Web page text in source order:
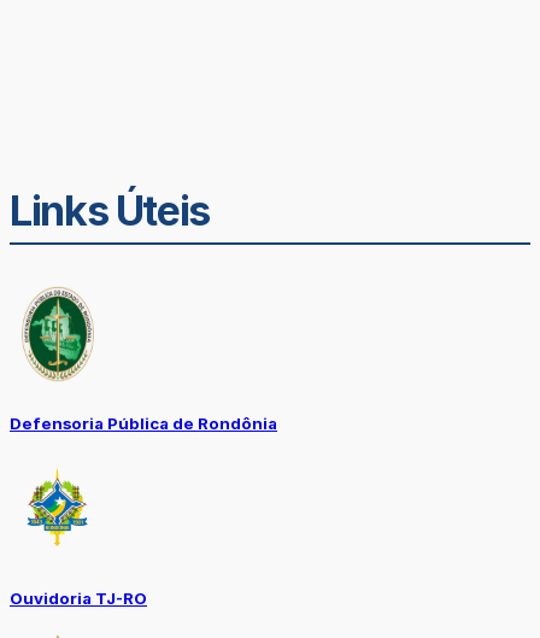
Links Úteis
Defensoria Pública de Rondônia
Ouvidoria TJ-RO